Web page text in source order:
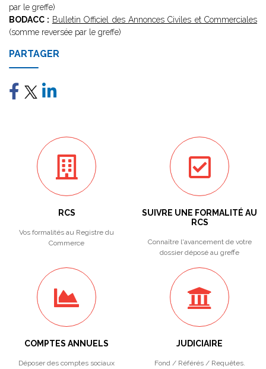
par le greffe)
BODACC : Bulletin Officiel des Annonces Civiles et Commerciales
(somme reversée par le greffe)
PARTAGER
RCS
Vos formalités au Registre du
Commerce
SUIVRE UNE FORMALITÉ AU
RCS
Connaître l'avancement de votre
dossier déposé au greffe
COMPTES ANNUELS
Déposer des comptes sociaux
JUDICIAIRE
Fond / Référés / Requêtes.